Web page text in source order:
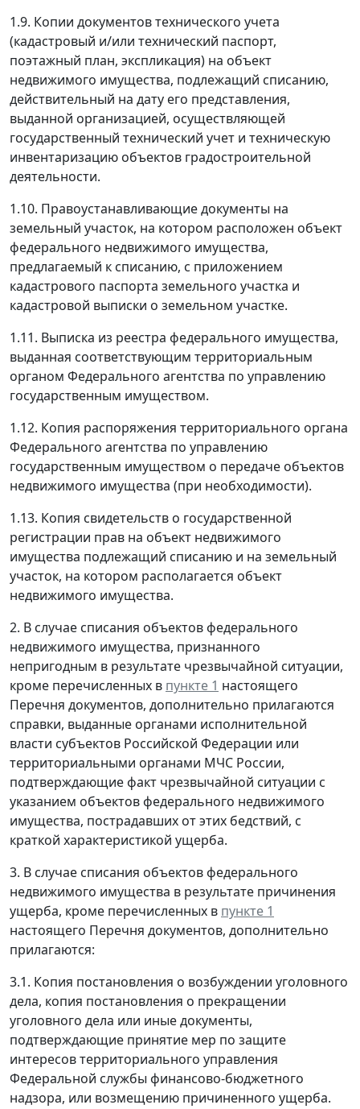
1.9. Копии документов технического учета
(кадастровый и/или технический паспорт,
поэтажный план, экспликация) на объект
недвижимого имущества, подлежащий списанию,
действительный на дату его представления,
выданной организацией, осуществляющей
государственный технический учет и техническую
инвентаризацию объектов градостроительной
деятельности.
1.10. Правоустанавливающие документы на
земельный участок, на котором расположен объект
федерального недвижимого имущества,
предлагаемый к списанию, с приложением
кадастрового паспорта земельного участка и
кадастровой выписки о земельном участке.
1.11. Выписка из реестра федерального имущества,
выданная соответствующим территориальным
органом Федерального агентства по управлению
государственным имуществом.
1.12. Копия распоряжения территориального органа
Федерального агентства по управлению
государственным имуществом о передаче объектов
недвижимого имущества (при необходимости).
1.13. Копия свидетельств о государственной
регистрации прав на объект недвижимого
имущества подлежащий списанию и на земельный
участок, на котором располагается объект
недвижимого имущества.
2. В случае списания объектов федерального
недвижимого имущества, признанного
непригодным в результате чрезвычайной ситуации,
кроме перечисленных в пункте 1 настоящего
Перечня документов, дополнительно прилагаются
справки, выданные органами исполнительной
власти субъектов Российской Федерации или
территориальными органами МЧС России,
подтверждающие факт чрезвычайной ситуации с
указанием объектов федерального недвижимого
имущества, пострадавших от этих бедствий, с
краткой характеристикой ущерба.
3. В случае списания объектов федерального
недвижимого имущества в результате причинения
ущерба, кроме перечисленных в пункте 1
настоящего Перечня документов, дополнительно
прилагаются:
3.1. Копия постановления о возбуждении уголовного
дела, копия постановления о прекращении
уголовного дела или иные документы,
подтверждающие принятие мер по защите
интересов территориального управления
Федеральной службы финансово-бюджетного
надзора, или возмещению причиненного ущерба.